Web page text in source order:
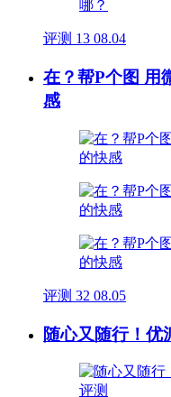
评测 13 08.04
在？帮P个图 用
感
评测 32 08.05
随心又随行！优